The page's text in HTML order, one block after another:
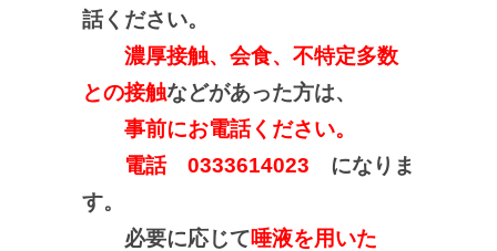
話ください。
濃厚接触、会食、不特定多数
との接触などがあった方は、
事前にお電話ください。
電話 0333614023 になりま
す。
必要に応じて唾液を用いた